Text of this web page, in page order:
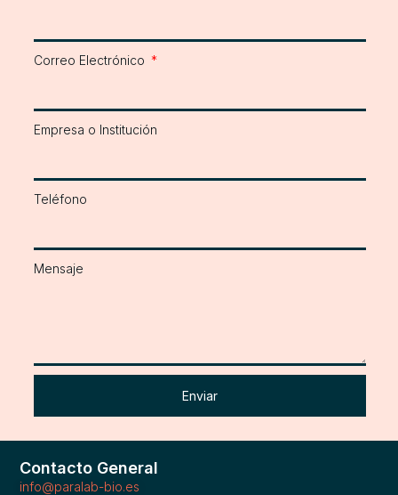
Correo Electrónico
Empresa o Institución
Teléfono
Mensaje
Enviar
Contacto General
info@paralab-bio.es